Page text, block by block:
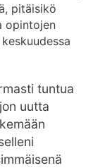
pitäisikö
opintojen
tuntua
uutta